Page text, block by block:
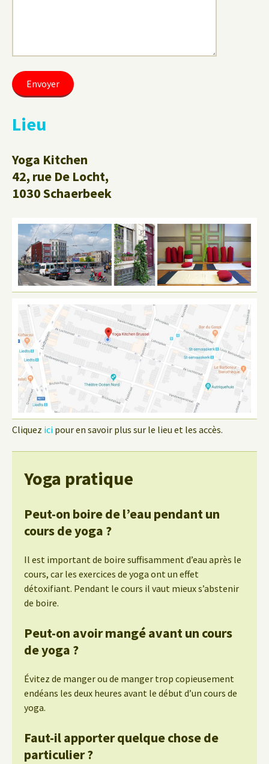
Lieu
Yoga Kitchen
42, rue De Locht,
1030 Schaerbeek
Cliquez ici pour en savoir plus sur le lieu et les accès.
Yoga pratique
Peut-on boire de l’eau pendant un
cours de yoga ?
Il est important de boire suffisamment d’eau après le
cours, car les exercices de yoga ont un effet
détoxifiant. Pendant le cours il vaut mieux s’abstenir
de boire.
Peut-on avoir mangé avant un cours
de yoga ?
Évitez de manger ou de manger trop copieusement
endéans les deux heures avant le début d’un cours de
yoga.
Faut-il apporter quelque chose de
particulier ?